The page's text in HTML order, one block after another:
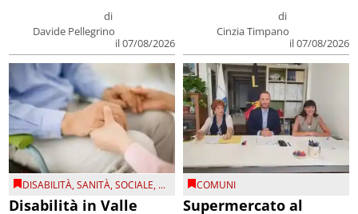
di
Davide Pellegrino
il 07/08/2026
di
Cinzia Timpano
il 07/08/2026
DISABILITÀ,SANITÀ,SOCIALE, ...
Disabilità in Valle
COMUNI
Supermercato al